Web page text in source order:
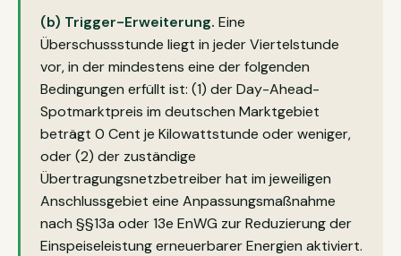
(b) Trigger-Erweiterung. Eine
Überschussstunde liegt in jeder Viertelstunde
vor, in der mindestens eine der folgenden
Bedingungen erfüllt ist: (1) der Day-Ahead-
Spotmarktpreis im deutschen Marktgebiet
beträgt 0 Cent je Kilowattstunde oder weniger,
oder (2) der zuständige
Übertragungsnetzbetreiber hat im jeweiligen
Anschlussgebiet eine Anpassungsmaßnahme
nach §§13a oder 13e EnWG zur Reduzierung der
Einspeiseleistung erneuerbarer Energien aktiviert.